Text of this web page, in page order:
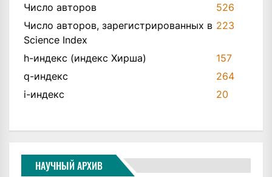
Число авторов
526
Число авторов, зарегистрированных в
Science Index
223
h-индекс (индекс Хирша)
157
q-индекс
264
i-индекс
20
НАУЧНЫЙ АРХИВ